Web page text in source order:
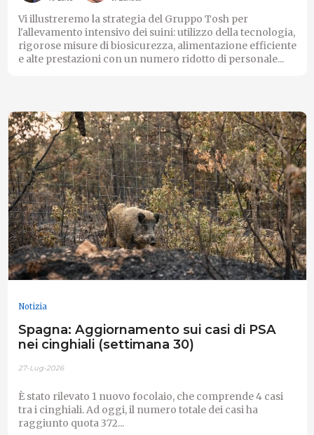
Vi illustreremo la strategia del Gruppo Tosh per
l'allevamento intensivo dei suini: utilizzo della tecnologia,
rigorose misure di biosicurezza, alimentazione efficiente
e alte prestazioni con un numero ridotto di personale...
Notizia
Spagna: Aggiornamento sui casi di PSA
nei cinghiali (settimana 30)
27-Lug-2026
È stato rilevato 1 nuovo focolaio, che comprende 4 casi
tra i cinghiali. Ad oggi, il numero totale dei casi ha
raggiunto quota 372...